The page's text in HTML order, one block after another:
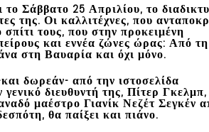
Σάββατο 25 Απριλίου, το
της. Οι καλλιτέχνες, που
τους, που στην προκειμένη
και εννέα ζώνες ώρας: Από τη
στη Βαυαρία και όχι μόνο.
δωρεάν- από την ιστοσελίδα
διευθυντή της, Πίτερ Γκελμπ
μαέστρο Γιανίκ Νεζέτ Σεγκέν
θα παίξει και πιάνο.